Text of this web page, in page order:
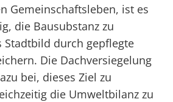
Gemeinschaftsleben, ist es
die Bausubstanz zu
Stadtbild durch gepflegte
Die Dachversiegelung
bei, dieses Ziel zu
die Umweltbilanz zu